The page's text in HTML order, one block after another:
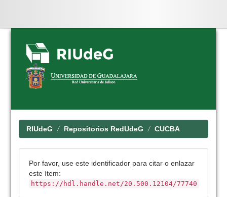
Skip
navigation
RIUdeG Repositorios RedUdeG CUCBA
Por favor, use este identificador para citar o enlazar
este ítem:
https://hdl.handle.net/20.500.12104/77740